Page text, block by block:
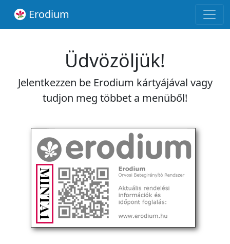
Erodium
Üdvözöljük!
Jelentkezzen be Erodium kártyájával vagy
tudjon meg többet a menüből!